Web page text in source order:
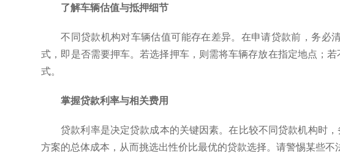
了解车辆估值与抵押细节
不同贷款机构对车辆估值可能存在差异。在申请贷款前，务必
式，即是否需要押车。若选择押车，则需将车辆存放在指定地点；
式。
掌握贷款利率与相关费用
贷款利率是决定贷款成本的关键因素。在比较不同贷款机构时
方案的总体成本，从而挑选出性价比最优的贷款选择。请警惕某些